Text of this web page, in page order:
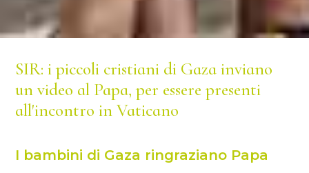
SIR: i piccoli cristiani di Gaza inviano
un video al Papa, per essere presenti
all'incontro in Vaticano
I bambini di Gaza ringraziano Papa